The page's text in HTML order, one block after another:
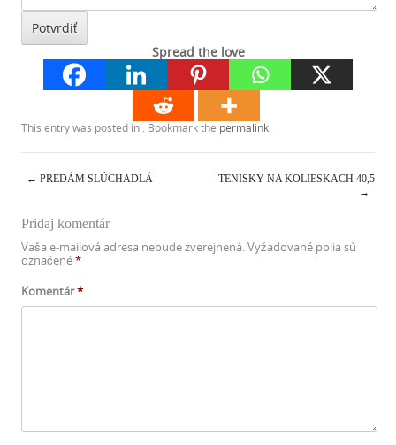
Potvrdiť
Spread the love
This entry was posted in . Bookmark the permalink
← PREDÁM SLÚCHADLÁ
TENISKY NA KOLIESKACH 40,5
→
Pridaj komentár
Vaša e-mailová adresa nebude zverejnená.Vyžadované polia sú
označené*
Komentár*